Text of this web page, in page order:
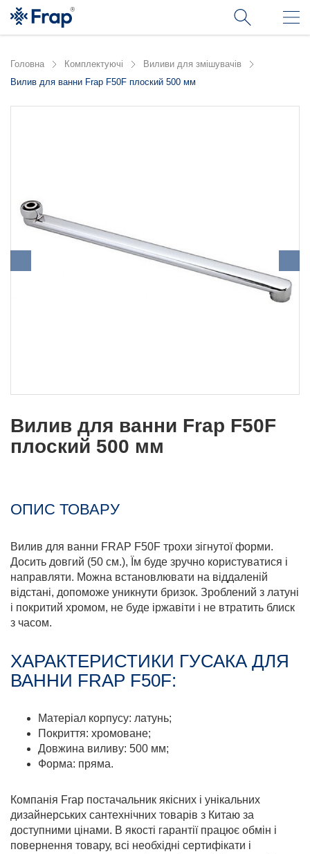
Головна Комплектуючі
Виливи для змішувачів
Вилив для ванни Frap F50F плоский 500 мм
Вилив для ванни Frap F50F
плоский 500 мм
ОПИС ТОВАРУ
Вилив для ванни FRAP F50F трохи зігнутої форми.
Досить довгий (50 см.), Їм буде зручно користуватися і
направляти. Можна встановлювати на віддаленій
відстані, допоможе уникнути бризок. Зроблений з латуні
і покритий хромом, не буде іржавіти і не втратить блиск
з часом.
ХАРАКТЕРИСТИКИ ГУСАКА ДЛЯ
ВАННИ FRAP F50F:
Матеріал корпусу: латунь;
Покриття: хромоване;
Довжина виливу: 500 мм;
Форма: пряма.
Компанія Frap постачальник якісних і унікальних
дизайнерських сантехнічних товарів з Китаю за
доступними цінами. В якості гарантії працює обмін і
повернення товару, всі необхідні сертифікати і